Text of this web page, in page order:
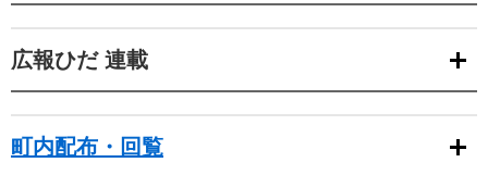
広報ひだ 連載
町内配布・回覧